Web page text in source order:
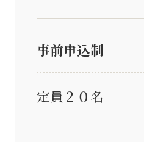
事前申込制
定員２０名